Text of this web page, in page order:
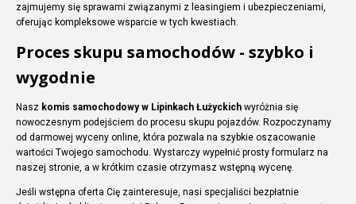
zajmujemy się sprawami związanymi z leasingiem i ubezpieczeniami,
oferując kompleksowe wsparcie w tych kwestiach.
Proces skupu samochodów - szybko i
wygodnie
Nasz komis samochodowy w Lipinkach Łużyckich wyróżnia się
nowoczesnym podejściem do procesu skupu pojazdów. Rozpoczynamy
od darmowej wyceny online, która pozwala na szybkie oszacowanie
wartości Twojego samochodu. Wystarczy wypełnić prosty formularz na
naszej stronie, a w krótkim czasie otrzymasz wstępną wycenę.
Jeśli wstępna oferta Cię zainteresuje, nasi specjaliści bezpłatnie